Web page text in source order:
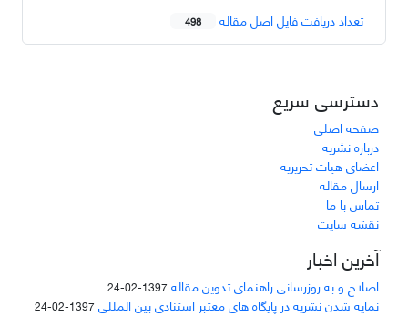
تعداد دریافت فایل اصل مقاله 498
دسترسی سریع
صفحه اصلی
درباره نشریه
اعضای هیات تحریریه
ارسال مقاله
تماس با ما
نقشه سایت
آخرین اخبار
اصلاح و به روزرسانی راهنمای تدوین مقاله 1397-02-24
نمایه شدن نشریه در پایگاه های معتبر استنادی بین المللی 1397-02-24